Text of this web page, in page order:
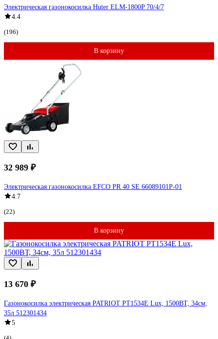
Электрическая газонокосилка Huter ELM-1800P 70/4/7
4.4
(196)
В корзину
32 989 ₽
Электрическая газонокосилка EFCO PR 40 SE 66089101P-01
4.7
(22)
В корзину
13 670 ₽
Газонокосилка электрическая PATRIOT PT1534E Lux, 1500ВТ, 34см,
35л 512301434
5